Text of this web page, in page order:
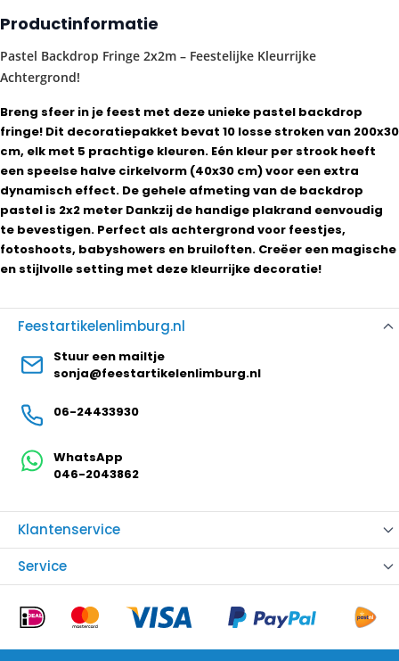
Productinformatie
Pastel Backdrop Fringe 2x2m – Feestelijke Kleurrijke
Achtergrond!
Breng sfeer in je feest met deze unieke pastel backdrop
fringe! Dit decoratiepakket bevat 10 losse stroken van 200x30
cm, elk met 5 prachtige kleuren. Eén kleur per strook heeft
een speelse halve cirkelvorm (40x30 cm) voor een extra
dynamisch effect. De gehele afmeting van de backdrop
pastel is 2x2 meter Dankzij de handige plakrand eenvoudig
te bevestigen. Perfect als achtergrond voor feestjes,
fotoshoots, babyshowers en bruiloften. Creëer een magische
en stijlvolle setting met deze kleurrijke decoratie!
Klantenservice
Service
Feestartikelenlimburg.nl
Stuur een mailtje
sonja@feestartikelenlimburg.nl
06-24433930
WhatsApp
046-2043862